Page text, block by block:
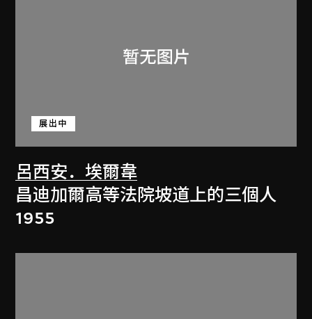
呂西安．埃爾韋
展出中
昌迪加爾高等法院坡道上的三個人
1955